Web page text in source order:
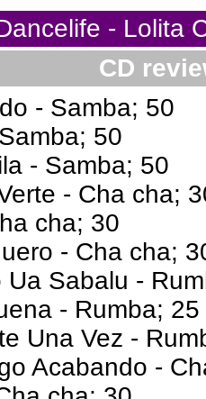
- Lolita
CD
- Samba; 50
50
- Samba; 50
- Cha cha;
cha; 30
- Cha cha;
Ua Sabalu -
- Rumba; 25
Una Vez -
Acabando -